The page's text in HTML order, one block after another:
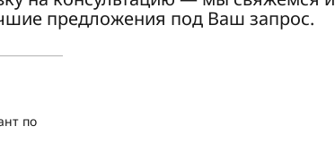
предложения под Ваш запрос.
по